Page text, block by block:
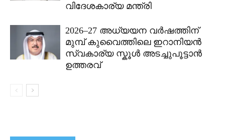
വിദേശകാര്യ മന്ത്രി
2026–27 അധ്യയന വർഷത്തിന്
മുമ്പ് കുവൈത്തിലെ ഇറാനിയൻ
സ്വകാര്യ സ്കൂൾ അടച്ചുപൂട്ടാൻ
ഉത്തരവ്